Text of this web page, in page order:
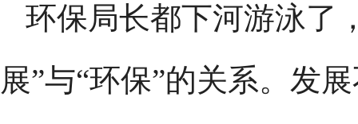
环保局长都下河游泳了
展”与“环保”的关系。发